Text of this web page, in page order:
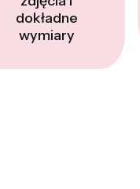
dokładne
wymiary